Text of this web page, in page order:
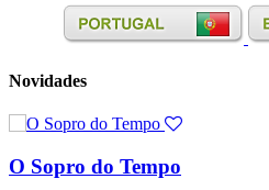
Novidades
O Sopro do Tempo